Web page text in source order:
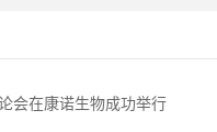
会在康诺生物成功举行